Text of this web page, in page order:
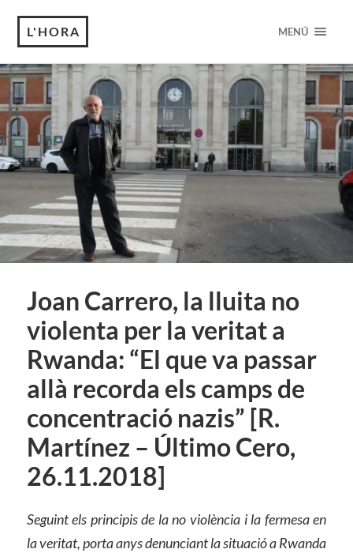
L'HORA MENÚ
Joan Carrero, la lluita no
violenta per la veritat a
Rwanda: “El que va passar
allà recorda els camps de
concentració nazis” [R.
Martínez – Último Cero,
26.11.2018]
Seguint els principis de la no violència i la fermesa en
la veritat, porta anys denunciant la situació a Rwanda